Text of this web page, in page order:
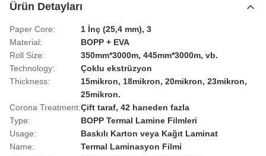
Ürün Detayları
Paper Core:
1 İnç (25,4 mm), 3
Material:
BOPP + EVA
Roll Size:
350mm*3000m, 445mm*3000m, vb.
Technology:
Çoklu ekstrüzyon
Thickness:
15mikron, 18mikron, 20mikron, 23mikron,
25mikron.
Corona Treatment:Çift taraf, 42 haneden fazla
Type:
BOPP Termal Lamine Filmleri
Usage:
Baskılı Karton veya Kağıt Laminat
Name:
Termal Laminasyon Filmi